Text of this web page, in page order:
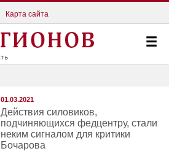
Карта сайта
01.03.2021
Действия силовиков,
подчиняющихся федцентру, стали
неким сигналом для критики
Бочарова